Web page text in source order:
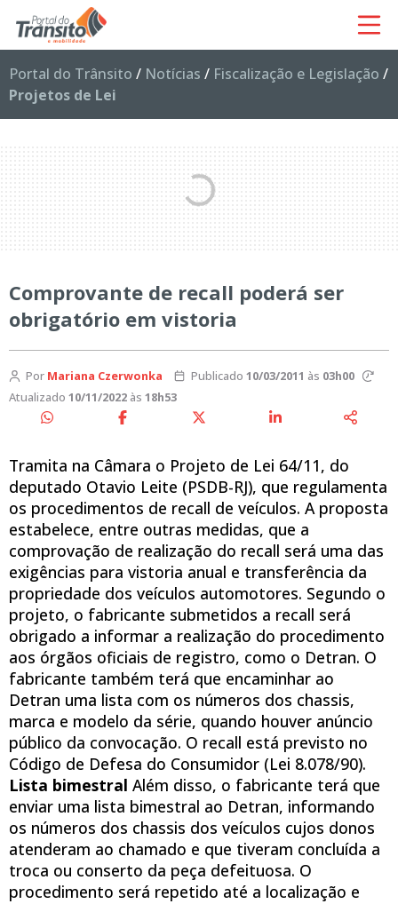
Portal do Trânsito / Notícias / Fiscalização e Legislação /
Projetos de Lei
Comprovante de recall poderá ser
obrigatório em vistoria
Por Mariana Czerwonka Publicado 10/03/2011 às 03h00
Atualizado 10/11/2022 às 18h53
Tramita na Câmara o Projeto de Lei 64/11, do
deputado Otavio Leite (PSDB-RJ), que regulamenta
os procedimentos de recall de veículos. A proposta
estabelece, entre outras medidas, que a
comprovação de realização do recall será uma das
exigências para vistoria anual e transferência da
propriedade dos veículos automotores. Segundo o
projeto, o fabricante submetidos a recall será
obrigado a informar a realização do procedimento
aos órgãos oficiais de registro, como o Detran. O
fabricante também terá que encaminhar ao
Detran uma lista com os números dos chassis,
marca e modelo da série, quando houver anúncio
público da convocação. O recall está previsto no
Código de Defesa do Consumidor (Lei 8.078/90).
Lista bimestral Além disso, o fabricante terá que
enviar uma lista bimestral ao Detran, informando
os números dos chassis dos veículos cujos donos
atenderam ao chamado e que tiveram concluída a
troca ou conserto da peça defeituosa. O
procedimento será repetido até a localização e